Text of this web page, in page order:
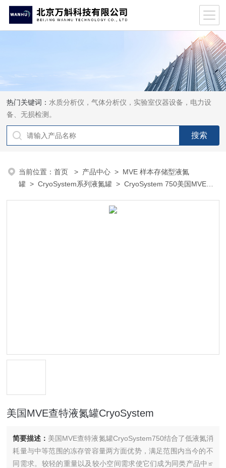
热门关键词： 水质分析仪，气体分析仪，实验室仪器设备，电力设
备、无损检测。
当前位置：首页 > 产品中心 > MVE 样本存储型液氮
罐 >CryoSystem系列液氮罐 > CryoSystem 750美国MVE查
美国MVE查特液氮罐CryoSystem
简要描述： 美国MVE查特液氮罐CryoSystem750结合了低液氮消
耗量与中等范围的冻存管容量两方面优势，满足范围内当今的不
同需求。较轻的重量以及较小空间需求使它们成为同类产品中≌